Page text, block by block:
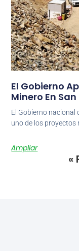
El Gobierno
Minero En
El Gobierno nacional
uno de los
Ampliar
«